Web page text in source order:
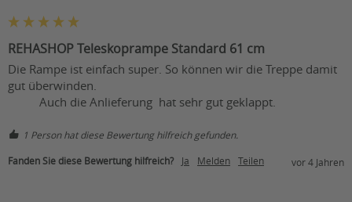
REHASHOP Teleskoprampe Standard 61 cm
Die Rampe ist einfach super. So können wir die Treppe damit
gut überwinden.
          Auch die Anlieferung  hat sehr gut geklappt.
1 Person hat diese Bewertung hilfreich gefunden.
Fanden Sie diese Bewertung hilfreich? Ja Melden Teilen vor 4 Jahren